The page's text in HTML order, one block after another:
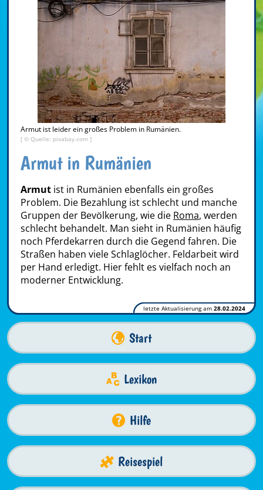
Armut ist leider ein großes Problem in Rumänien.
[ © Quelle: pixabay.com ]
Armut in Rumänien
Armut ist in Rumänien ebenfalls ein großes
Problem. Die Bezahlung ist schlecht und manche
Gruppen der Bevölkerung, wie die Roma, werden
schlecht behandelt. Man sieht in Rumänien häufig
noch Pferdekarren durch die Gegend fahren. Die
Straßen haben viele Schlaglöcher. Feldarbeit wird
per Hand erledigt. Hier fehlt es vielfach noch an
moderner Entwicklung.
letzte Aktualisierung am 28.02.2024
Start
Lexikon
Hilfe
Reisespiel